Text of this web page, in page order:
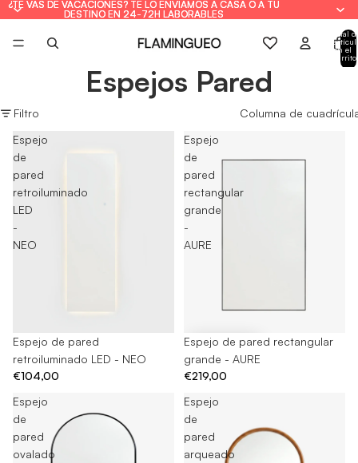
¿TE VAS DE VACACIONES? TE LO ENVIAMOS A CASA O A TU
DESTINO EN 24-72H LABORABLES
¿TE VAS DE VACACIONES? TE LO ENVIAMOS A CASA O A TU
DESTINO EN 24-72H LABORABLES
Total
en el
carrito:
Espejos Pared
Filtro
Columna de
Espejo
de
pared
retroiluminado
LED
-
NEO
Agotado
Espejo de pared
retroiluminado LED - NEO
€104,00
Espejo
de
pared
rectangular
grande
-
AURE
Espejo de pared rectangular
grande - AURE
€219,00
Espejo
de
pared
ovalado
Espejo
de
pared
arqueado